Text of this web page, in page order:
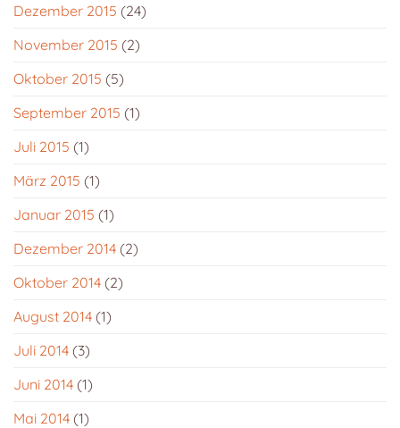
Dezember 2015 (24)
November 2015 (2)
Oktober 2015 (5)
September 2015 (1)
Juli 2015 (1)
März 2015 (1)
Januar 2015 (1)
Dezember 2014 (2)
Oktober 2014 (2)
August 2014 (1)
Juli 2014 (3)
Juni 2014 (1)
Mai 2014 (1)